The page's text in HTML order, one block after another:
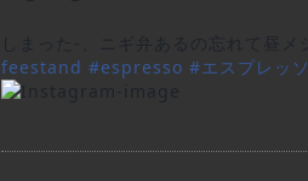
feestand #espresso #エスプレッソ